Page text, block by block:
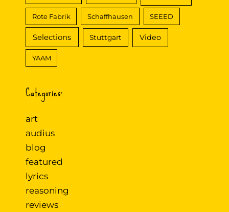
Rote Fabrik Schaffhausen SEEED
Selections Stuttgart Video
YAAM
Categories:
art
audius
blog
featured
lyrics
reasoning
reviews